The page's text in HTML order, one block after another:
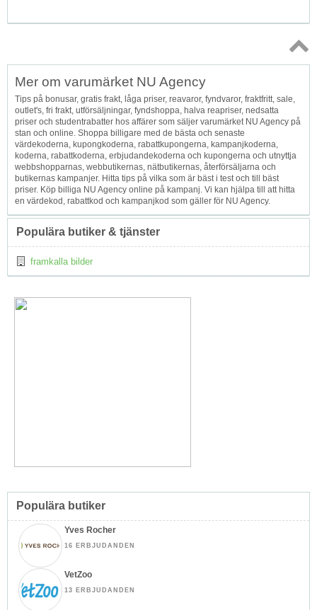
Topp
Mer om varumärket NU Agency
Tips på bonusar, gratis frakt, låga priser, reavaror, fyndvaror, fraktfritt, sale,
outlet's, fri frakt, utförsäljningar, fyndshoppa, halva reapriser, nedsatta
priser och studentrabatter hos affärer som säljer varumärket NU Agency på
stan och online. Shoppa billigare med de bästa och senaste
värdekoderna, kupongkoderna, rabattkupongerna, kampanjkoderna,
koderna, rabattkoderna, erbjudandekoderna och kupongerna och utnyttja
webbshopparnas, webbutikernas, nätbutikernas, återförsäljarna och
butikernas kampanjer. Hitta tips på vilka som är bäst i test och till bäst
priser. Köp billiga NU Agency online på kampanj. Vi kan hjälpa till att hitta
en värdekod, rabattkod och kampanjkod som gäller för NU Agency.
Populära butiker & tjänster
framkalla bilder
Populära butiker
Yves Rocher
16 ERBJUDANDEN
VetZoo
13 ERBJUDANDEN